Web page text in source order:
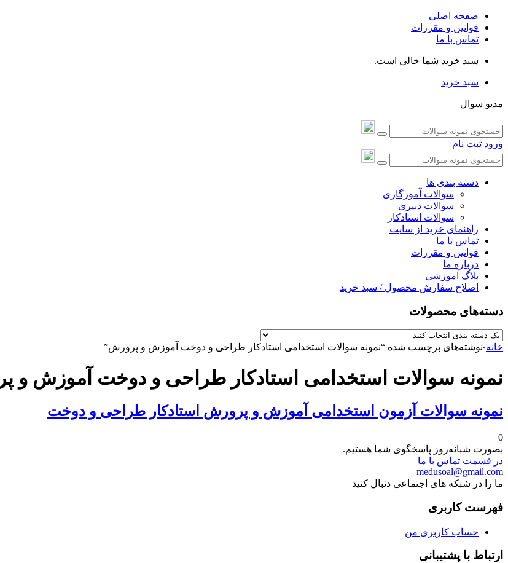
صفحه اصلی
قوانین و مقررات
تماس با ما
سبد خرید شما خالی است.
سبد خرید
مدیو سوال
ورود ثبت نام
دسته بندی ها
سوالات آموزگاری
سوالات دبیری
سوالات استادکار
راهنمای خرید از سایت
تماس با ما
قوانین و مقررات
درباره ما
بلاگ آموزشی
اصلاح سفارش محصول / سبد خرید
دسته‌های محصولات
خانه›نوشته‌های برچسب شده “نمونه سوالات استخدامی استادکار طراحی و دوخت آموزش و پرورش”
نمونه سوالات استخدامی استادکار طراحی و دوخت آموزش و
نمونه سوالات آزمون استخدامی آموزش و پرورش استادکار طراحی و دوخت
0
بصورت شبانه‌روز پاسخگوی شما هستیم.
در قسمت تماس با ما
medusoal@gmail.com
ما را در شبکه های اجتماعی دنبال کنید
فهرست کاربری
حساب کاربری من
ارتباط با پشتیبانی